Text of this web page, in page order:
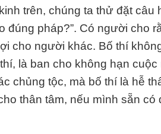
trên, chúng ta thử đặt câu
đúng pháp?”. Có người cho
cho người khác. Bố thí
là ban cho không hạn
chủng tộc, mà bố thí là hễ
thân tâm, nếu mình sẵn